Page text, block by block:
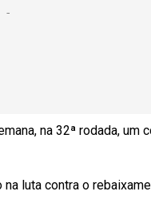
na 32ª rodada, um
luta contra o